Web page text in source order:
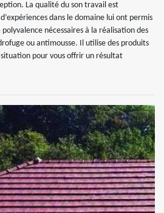
La qualité du son travail est
dans le domaine lui ont permis
nécessaires à la réalisation des
ou antimousse. Il utilise des produits
pour vous offrir un résultat